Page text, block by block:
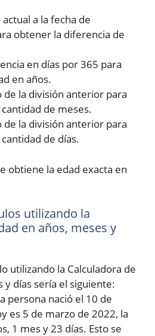
a la fecha de
obtener la diferencia de
en días por 365 para
en años.
de la división anterior para
de meses.
de la división anterior para
de días.
obtiene la edad exacta en
utilizando la
en años, meses y
utilizando la Calculadora de
y días sería el siguiente:
persona nació el 10 de
es 5 de marzo de 2022, la
1 mes y 23 días. Esto se